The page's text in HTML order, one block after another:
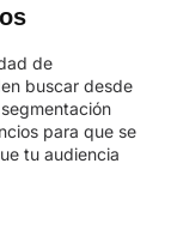
de
buscar desde
para que se
tu audiencia